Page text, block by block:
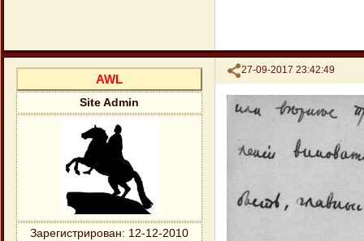
Поделиться
27-09-2017 23:42:49
AWL
Site Admin
Зарегистрирован: 12-12-2010